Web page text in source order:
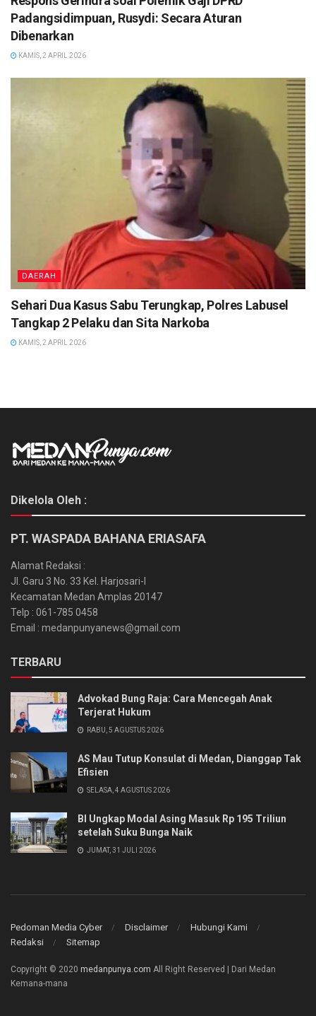
Padangsidimpuan, Rusydi: Secara Aturan
Dibenarkan
KAMIS, 2 APRIL 2026
DAERAH
Sehari Dua Kasus Sabu Terungkap, Polres Labusel
Tangkap 2 Pelaku dan Sita Narkoba
KAMIS, 2 APRIL 2026
Dikelola Oleh :
PT. WASPADA BAHANA ERIASAFA
Alamat Redaksi :
Jl. Garu 3 No. 33 Kel. Harjosari-I
Kecamatan Medan Amplas 20147
Telp : 061-785 0458
Email : medanpunyanews@gmail.com
TERBARU
Advokad Bung Raja: Cara Mencegah Anak
Terjerat Hukum
RABU, 5 AGUSTUS 2026
AS Mau Tutup Konsulat di Medan, Dianggap Tak
Efisien
SELASA, 4 AGUSTUS 2026
BI Ungkap Modal Asing Masuk Rp 195 Triliun
setelah Suku Bunga Naik
JUMAT, 31 JULI 2026
Pedoman Media Cyber Disclaimer
Hubungi Kami
Redaksi
Sitemap
Copyright © 2020 medanpunya.com All Right Reserved | Dari Medan
Kemana-mana